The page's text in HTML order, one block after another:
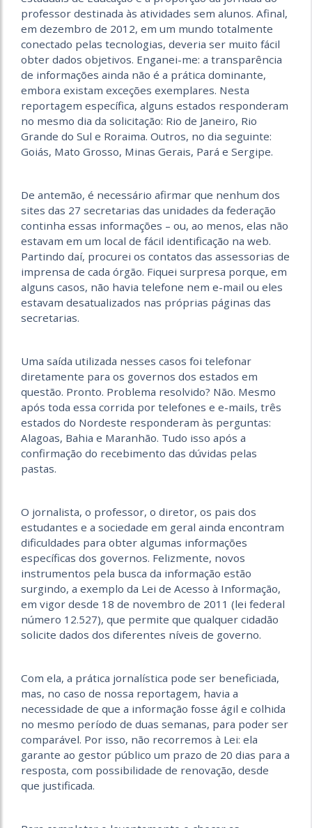
professor destinada às atividades sem alunos. Afinal,
em dezembro de 2012, em um mundo totalmente
conectado pelas tecnologias, deveria ser muito fácil
obter dados objetivos. Enganei-me: a transparência
de informações ainda não é a prática dominante,
embora existam exceções exemplares. Nesta
reportagem específica, alguns estados responderam
no mesmo dia da solicitação: Rio de Janeiro, Rio
Grande do Sul e Roraima. Outros, no dia seguinte:
Goiás, Mato Grosso, Minas Gerais, Pará e Sergipe.
De antemão, é necessário afirmar que nenhum dos
sites das 27 secretarias das unidades da federação
continha essas informações – ou, ao menos, elas não
estavam em um local de fácil identificação na web.
Partindo daí, procurei os contatos das assessorias de
imprensa de cada órgão. Fiquei surpresa porque, em
alguns casos, não havia telefone nem e-mail ou eles
estavam desatualizados nas próprias páginas das
secretarias.
Uma saída utilizada nesses casos foi telefonar
diretamente para os governos dos estados em
questão. Pronto. Problema resolvido? Não. Mesmo
após toda essa corrida por telefones e e-mails, três
estados do Nordeste responderam às perguntas:
Alagoas, Bahia e Maranhão. Tudo isso após a
confirmação do recebimento das dúvidas pelas
pastas.
O jornalista, o professor, o diretor, os pais dos
estudantes e a sociedade em geral ainda encontram
dificuldades para obter algumas informações
específicas dos governos. Felizmente, novos
instrumentos pela busca da informação estão
surgindo, a exemplo da Lei de Acesso à Informação,
em vigor desde 18 de novembro de 2011 (lei federal
número 12.527), que permite que qualquer cidadão
solicite dados dos diferentes níveis de governo.
Com ela, a prática jornalística pode ser beneficiada,
mas, no caso de nossa reportagem, havia a
necessidade de que a informação fosse ágil e colhida
no mesmo período de duas semanas, para poder ser
comparável. Por isso, não recorremos à Lei: ela
garante ao gestor público um prazo de 20 dias para a
resposta, com possibilidade de renovação, desde
que justificada.